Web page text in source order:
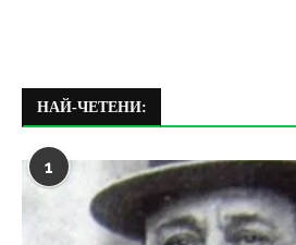
НАЙ-ЧЕТЕНИ:
1